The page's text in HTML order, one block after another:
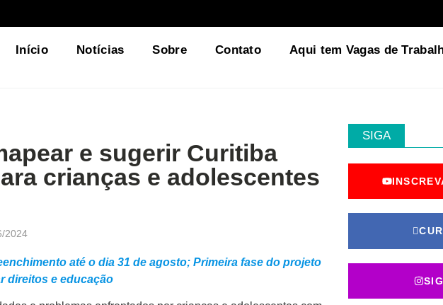
Início Notícias Sobre Contato Aqui tem Vagas de
e sugerir Curitiba
crianças e adolescentes
2024
até o dia 31 de agosto; Primeira fase do projeto
direitos e educação
SIGA